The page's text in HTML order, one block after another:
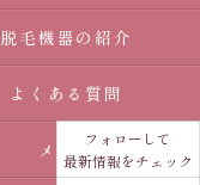
フォローして
最新情報をチェック
脱毛機器の紹介
よくある質問
メンズ